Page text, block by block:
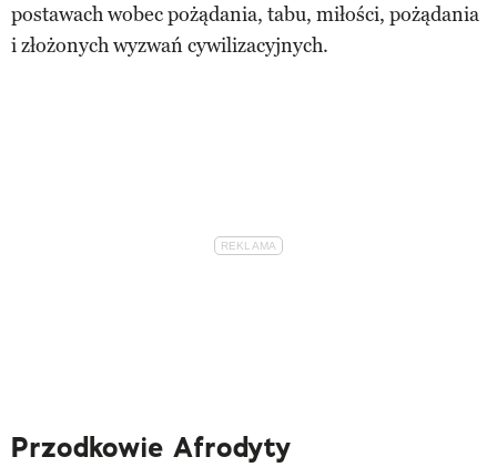
postawach wobec pożądania, tabu, miłości, pożądania
i złożonych wyzwań cywilizacyjnych.
Przodkowie Afrodyty